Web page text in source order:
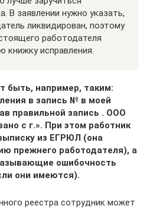
В заявлении нужно указать,
ликвидирован, поэтому
работодателя
книжку исправления.
быть, например, таким:
в запись № в моей
правильной запись . ООО
с г.». При этом работник
из ЕГРЮЛ (она
прежнего работодателя), а
ошибочность
они имеются).
реестра сотрудник может